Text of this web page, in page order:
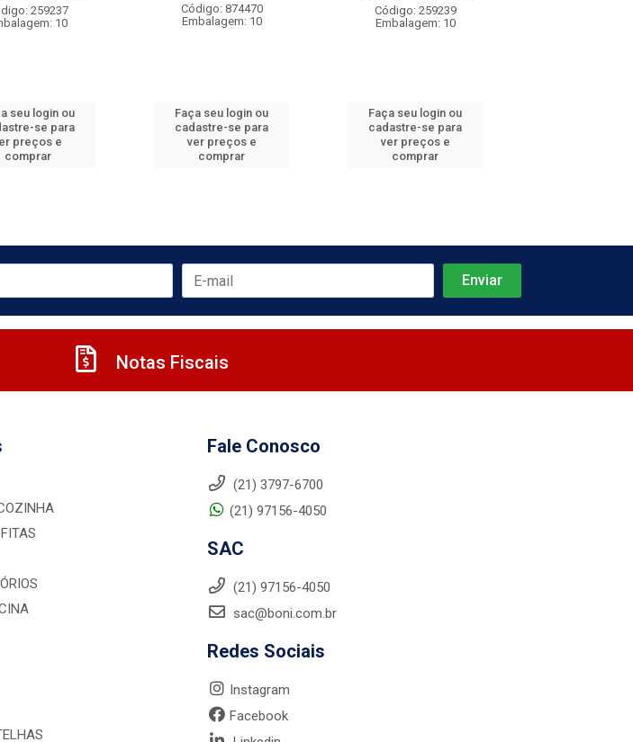
259237
10
seu login ou
se para
preços e
comprar
Código: 874470
Embalagem: 10
Faça seu login ou
cadastre-se para
ver preços e
comprar
Código: 259239
Embalagem: 10
Faça seu login ou
cadastre-se para
ver preços e
comprar
Notas Fiscais
Fale Conosco
(21) 3797-6700
(21) 97156-4050
SAC
(21) 97156-4050
sac@boni.com.br
Redes Sociais
Instagram
Facebook